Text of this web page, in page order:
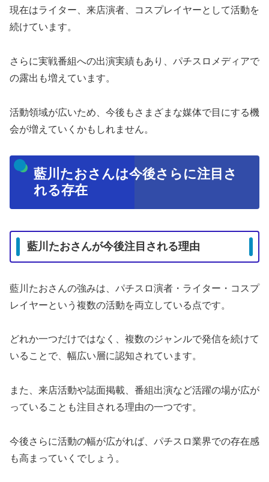
現在はライター、来店演者、コスプレイヤーとして活動を
続けています。
さらに実戦番組への出演実績もあり、パチスロメディアで
の露出も増えています。
活動領域が広いため、今後もさまざまな媒体で目にする機
会が増えていくかもしれません。
藍川たおさんは今後さらに注目さ
れる存在
藍川たおさんが今後注目される理由
藍川たおさんの強みは、パチスロ演者・ライター・コスプ
レイヤーという複数の活動を両立している点です。
どれか一つだけではなく、複数のジャンルで発信を続けて
いることで、幅広い層に認知されています。
また、来店活動や誌面掲載、番組出演など活躍の場が広が
っていることも注目される理由の一つです。
今後さらに活動の幅が広がれば、パチスロ業界での存在感
も高まっていくでしょう。